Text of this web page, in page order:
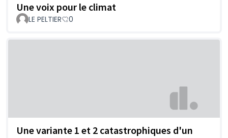
Une voix pour le climat
LE PELTIER 0
Une variante 1 et 2 catastrophiques d'un